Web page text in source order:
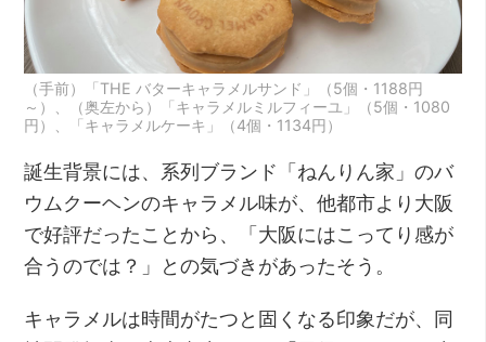
（手前）「THE バターキャラメルサンド」（5個・1188円
～）、（奥左から）「キャラメルミルフィーユ」（5個・1080
円）、「キャラメルケーキ」（4個・1134円）
誕生背景には、系列ブランド「ねんりん家」のバ
ウムクーヘンのキャラメル味が、他都市より大阪
で好評だったことから、「大阪にはこってり感が
合うのでは？」との気づきがあったそう。
キャラメルは時間がたつと固くなる印象だが、同